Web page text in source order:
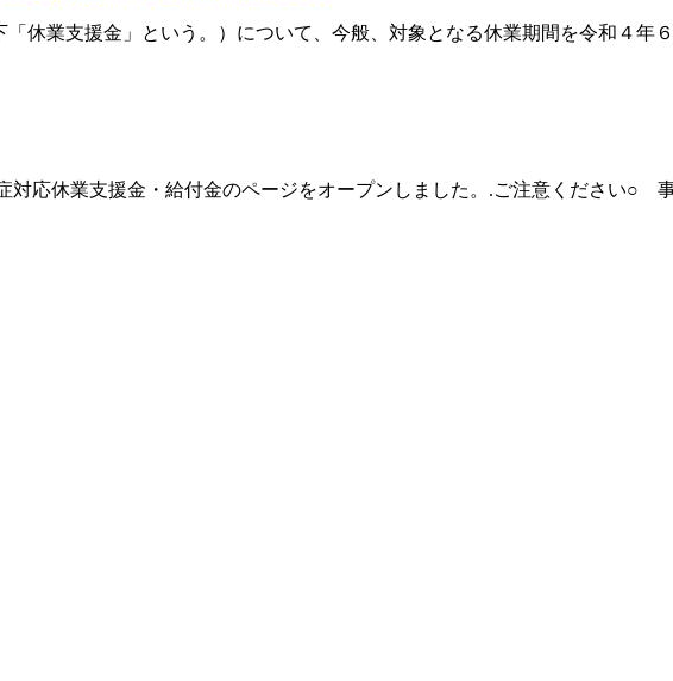
休業支援金」という。）について、今般、対象となる休業期間を令和４年
応休業支援金・給付金のページをオープンしました。.ご注意ください○